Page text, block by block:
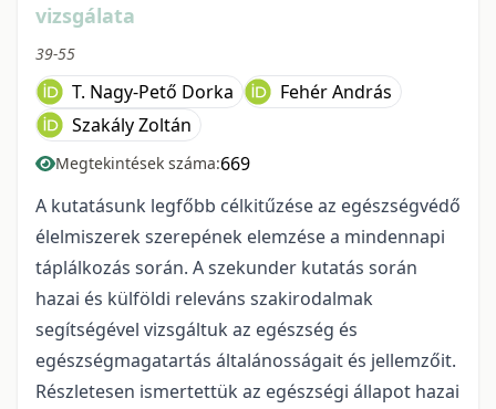
vizsgálata
39-55
T. Nagy-Pető Dorka
Fehér András
Szakály Zoltán
Megtekintések száma:669
A kutatásunk legfőbb célkitűzése az egészségvédő
élelmiszerek szerepének elemzése a mindennapi
táplálkozás során. A szekunder kutatás során
hazai és külföldi releváns szakirodalmak
segítségével vizsgáltuk az egészség és
egészségmagatartás általánosságait és jellemzőit.
Részletesen ismertettük az egészségi állapot hazai